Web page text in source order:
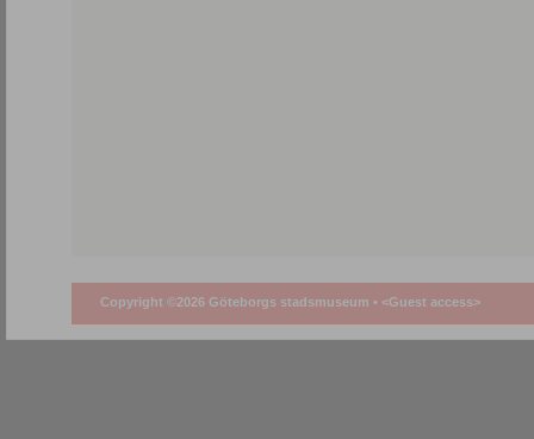
Copyright ©2026 Göteborgs stadsmuseum • <Guest access>